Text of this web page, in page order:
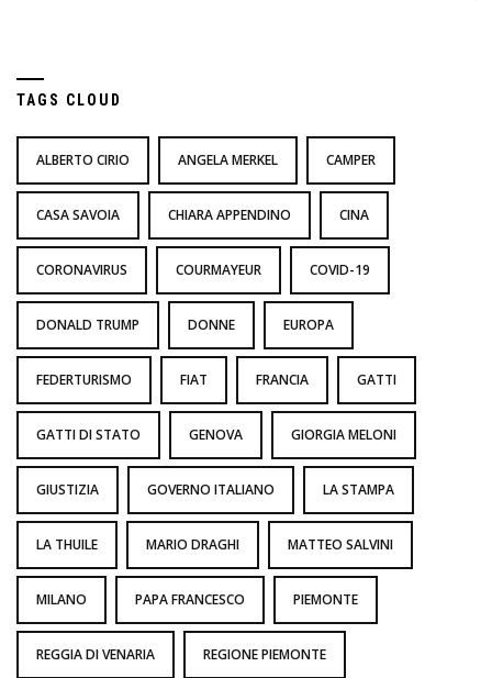
TAGS CLOUD
ALBERTO CIRIO ANGELA MERKEL CAMPER
CASA SAVOIA CHIARA APPENDINO CINA
CORONAVIRUS COURMAYEUR COVID-19
DONALD TRUMP DONNE EUROPA
FEDERTURISMO FIAT FRANCIA GATTI
GATTI DI STATO GENOVA GIORGIA MELONI
GIUSTIZIA GOVERNO ITALIANO LA STAMPA
LA THUILE MARIO DRAGHI MATTEO SALVINI
MILANO PAPA FRANCESCO PIEMONTE
REGGIA DI VENARIA REGIONE PIEMONTE